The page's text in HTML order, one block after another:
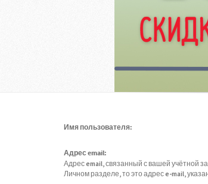
Имя пользователя:
Адрес email:
Адрес email, связанный с вашей учётной
Личном разделе, то это адрес e-mail,